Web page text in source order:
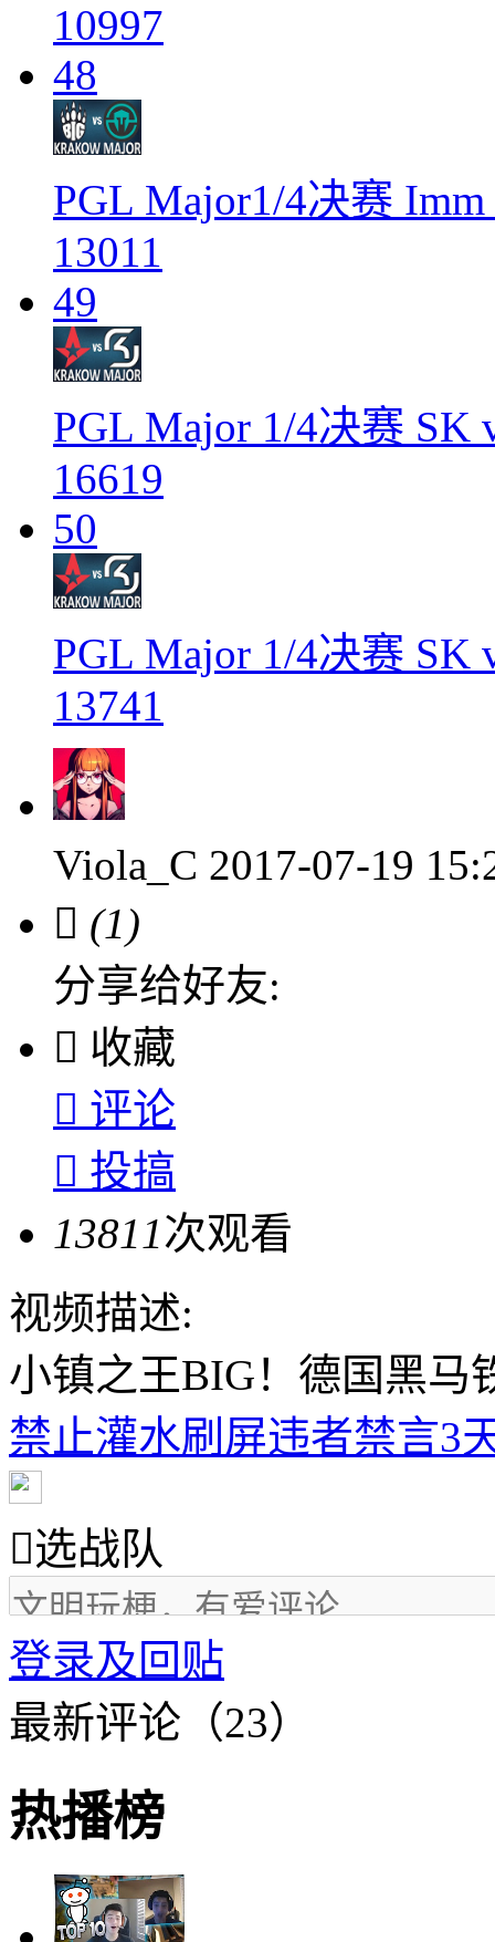
10997
48
PGL Major1/4决赛
13011
49
PGL Major 1/4决赛 SK
16619
50
PGL Major 1/4决赛 SK
13741
Viola_C 2017-07-19
 (1)
分享给好友:
 收藏
 评论
 投搞
13811次观看
视频描述:
小镇之王BIG！德国黑马
禁止灌水刷屏违者禁言3
选战队
登录及回贴
最新评论（23）
热播榜